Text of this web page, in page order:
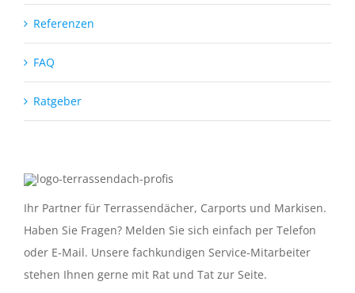
Referenzen
FAQ
Ratgeber
Ihr Partner für Terrassendächer, Carports und Markisen.
Haben Sie Fragen? Melden Sie sich einfach per Telefon
oder E-Mail. Unsere fachkundigen Service-Mitarbeiter
stehen Ihnen gerne mit Rat und Tat zur Seite.